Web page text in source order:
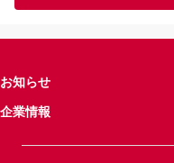
お知らせ
企業情報